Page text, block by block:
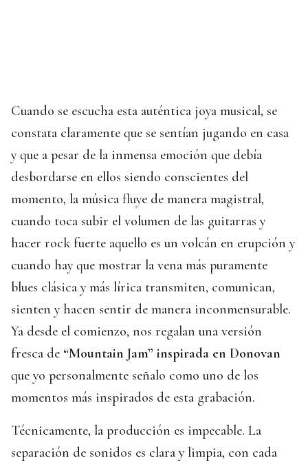
Cuando se escucha esta auténtica joya musical, se
constata claramente que se sentían jugando en casa
y que a pesar de la inmensa emoción que debía
desbordarse en ellos siendo conscientes del
momento, la música fluye de manera magistral,
cuando toca subir el volumen de las guitarras y
hacer rock fuerte aquello es un volcán en erupción y
cuando hay que mostrar la vena más puramente
blues clásica y más lírica transmiten, comunican,
sienten y hacen sentir de manera inconmensurable.
Ya desde el comienzo, nos regalan una versión
fresca de “Mountain Jam” inspirada en Donovan
que yo personalmente señalo como uno de los
momentos más inspirados de esta grabación.
Técnicamente, la producción es impecable. La
separación de sonidos es clara y limpia, con cada